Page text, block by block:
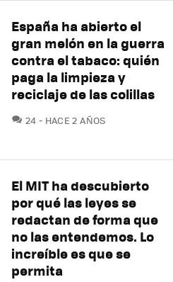
España ha abierto el
gran melón en la guerra
contra el tabaco: quién
paga la limpieza y
reciclaje de las colillas
24 COMENTARIOS
HACE 2 AÑOS
El MIT ha descubierto
por qué las leyes se
redactan de forma que
no las entendemos. Lo
increíble es que se
permita